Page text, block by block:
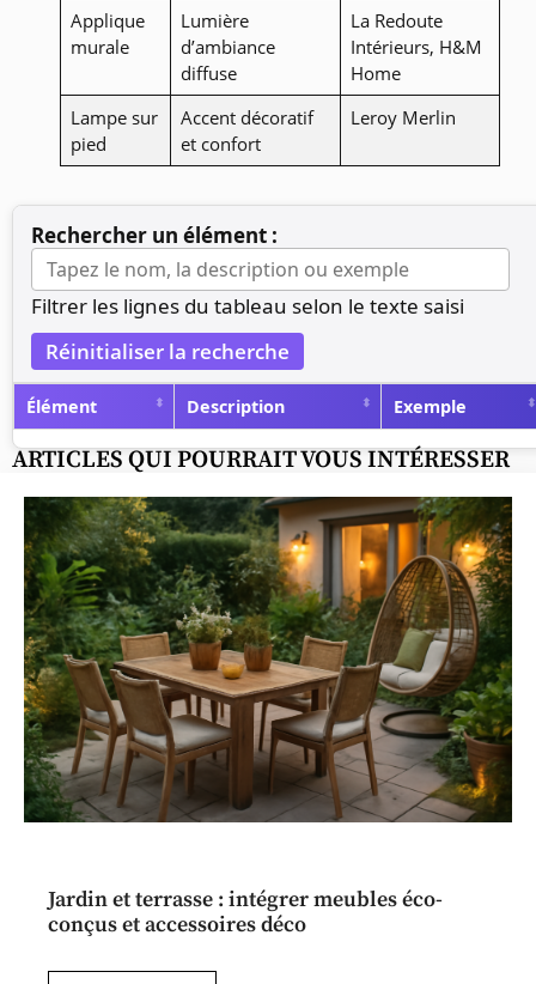
Applique
murale
Lumière
d’ambiance
diffuse
La Redoute
Intérieurs, H&M
Home
Lampe sur
pied
Accent décoratif
et confort
Leroy Merlin
Rechercher un élément :
Filtrer les lignes du tableau selon le texte saisi
Réinitialiser la recherche
Élément Description Exemple
ARTICLES QUI POURRAIT VOUS INTÉRESSER
Jardin et terrasse : intégrer meubles éco-
conçus et accessoires déco